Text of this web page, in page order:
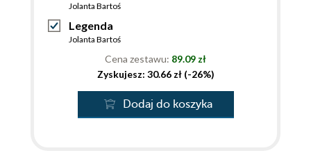
Jolanta Bartoś
Legenda
Jolanta Bartoś
Cena zestawu: 89.09 zł
Zyskujesz: 30.66 zł (-26%)
Dodaj do koszyka